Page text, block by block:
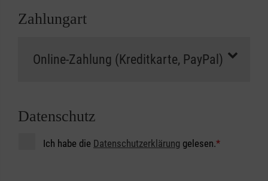
Zahlungart
Datenschutz
Ich habe die Datenschutzerklärung gelesen.*